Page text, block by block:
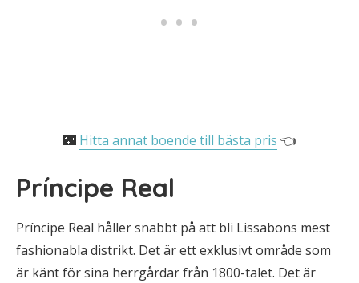
🌃 Hitta annat boende till bästa pris 👈
Príncipe Real
Príncipe Real håller snabbt på att bli Lissabons mest
fashionabla distrikt. Det är ett exklusivt område som
är känt för sina herrgårdar från 1800-talet. Det är